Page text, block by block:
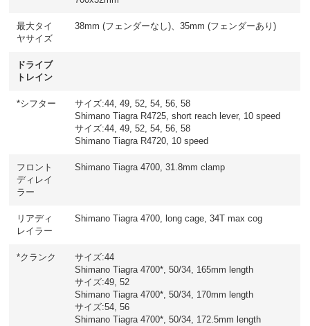
最大タイ
ヤサイズ
38mm (フェンダーなし)、35mm (フェンダーあり)
ドライブ
トレイン
*シフター
サイズ:44, 49, 52, 54, 56, 58
Shimano Tiagra R4725, short reach lever, 10 speed
サイズ:44, 49, 52, 54, 56, 58
Shimano Tiagra R4720, 10 speed
フロント
ディレイ
ラー
Shimano Tiagra 4700, 31.8mm clamp
リアディ
レイラー
Shimano Tiagra 4700, long cage, 34T max cog
*クランク
サイズ:44
Shimano Tiagra 4700*, 50/34, 165mm length
サイズ:49, 52
Shimano Tiagra 4700*, 50/34, 170mm length
サイズ:54, 56
Shimano Tiagra 4700*, 50/34, 172.5mm length